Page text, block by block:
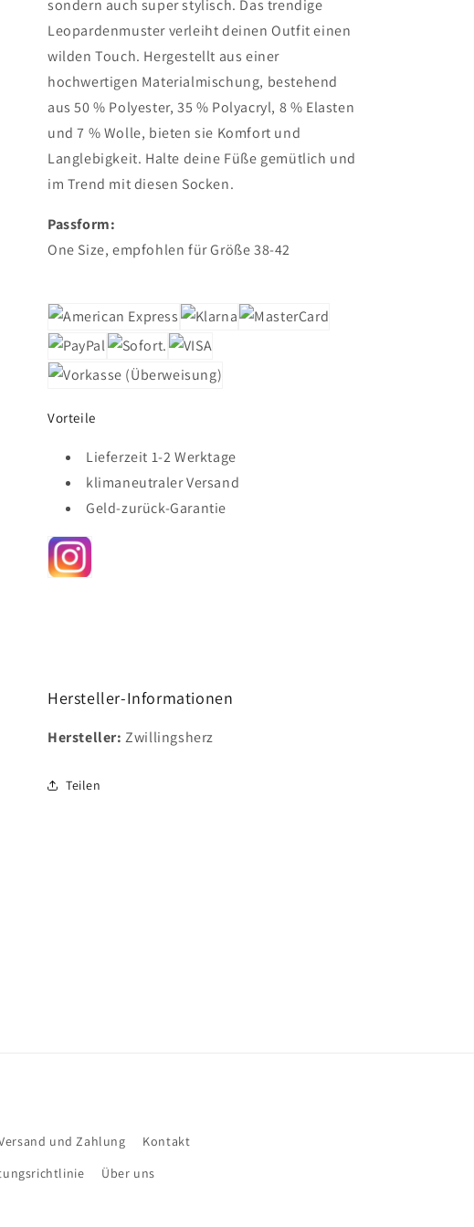
sondern auch super stylisch. Das trendige
Leopardenmuster verleiht deinen Outfit einen
wilden Touch. Hergestellt aus einer
hochwertigen Materialmischung, bestehend
aus 50 % Polyester, 35 % Polyacryl, 8 % Elasten
und 7 % Wolle, bieten sie Komfort und
Langlebigkeit. Halte deine Füße gemütlich und
im Trend mit diesen Socken.
Passform:
One Size, empfohlen für Größe 38-42
Vorteile
Lieferzeit 1-2 Werktage
klimaneutraler Versand
Geld-zurück-Garantie
Hersteller-Informationen
Hersteller: Zwillingsherz
Teilen
und Zahlung
Kontakt
Über uns